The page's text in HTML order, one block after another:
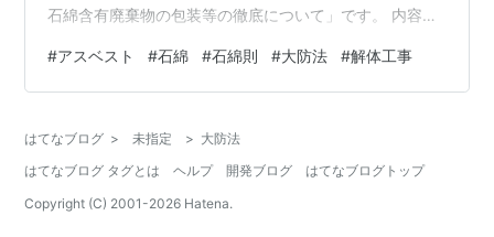
石綿含有廃棄物の包装等の徹底について」です。 内容は
から除去する時はもとより、除去してから廃棄するまで
のばく露防止も重要だ。 労働者のばく露が大きくならな
ないように。 破断せずに運搬できるよう、成形板に適し
た大きさのフレコンバッグによる包装を行うこと。 この
通達が出された一番大きな理由は、平…
#アスベスト #石綿 #石綿則 #大防法 #解体工事
はてなブログ > 未指定 > 大防法
はてなブログ タグとは
ヘルプ 開発ブログ
はてなブログトップ
Copyright (C) 2001-2026 Hatena.